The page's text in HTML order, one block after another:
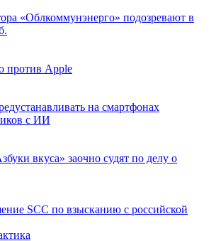
«Облкоммунэнерго» подозревают в
против Apple
на смартфонах
с ИИ
вкуса» заочно судят по делу о
SCC по взысканию с российской